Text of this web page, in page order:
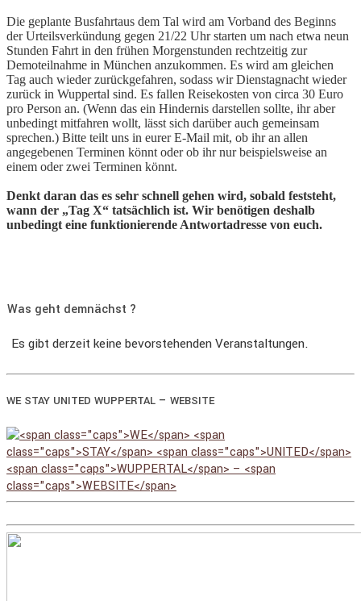
Die geplante Busfahrtaus dem Tal wird am Vorband des Beginns
der Urteilsverkündung gegen 21/22 Uhr starten um nach etwa neun
Stunden Fahrt in den frühen Morgenstunden rechtzeitig zur
Demoteilnahme in München anzukommen. Es wird am gleichen
Tag auch wieder zurückgefahren, sodass wir Dienstagnacht wieder
zurück in Wuppertal sind. Es fallen Reisekosten von circa 30 Euro
pro Person an. (Wenn das ein Hindernis darstellen sollte, ihr aber
unbedingt mitfahren wollt, lässt sich darüber auch gemeinsam
sprechen.) Bitte teilt uns in eurer E-Mail mit, ob ihr an allen
angegebenen Terminen könnt oder ob ihr nur beispielsweise an
einem oder zwei Terminen könnt.
Denkt daran das es sehr schnell gehen wird, sobald feststeht,
wann der „Tag X“ tatsächlich ist. Wir benötigen deshalb
unbedingt eine funktionierende Antwortadresse von euch.
Was geht demnächst ?
Es gibt derzeit keine bevorstehenden Veranstaltungen.
WE STAY UNITED WUPPERTAL – WEBSITE